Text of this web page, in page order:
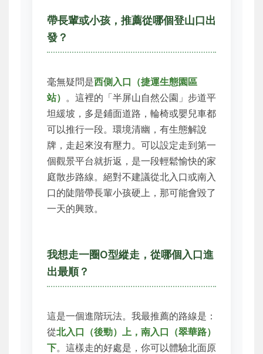
帶長輩或小孩，推薦從哪個登山口出
發？
毫無疑問是西側入口（捷運生態園區
站） 。這裡的「半屏山自然公園」步道平
坦緩坡，多是鋪面道路，輪椅或嬰兒車都
可以推行一段。環境清幽，有生態解說
牌，走起來沒有壓力。可以設定走到第一
個觀景平台就折返，是一段輕鬆愉快的家
庭散步路線。絕對不建議從北入口或南入
口的陡階帶長輩小孩硬上，那可能會毀了
一天的興致。
我想走一圈O型縱走，從哪個入口進
出最順？
這是一個進階玩法。我最推薦的路線是：
從北入口（後勁）上，南入口（翠華路）
下。這樣走的好處是，你可以體驗北面原